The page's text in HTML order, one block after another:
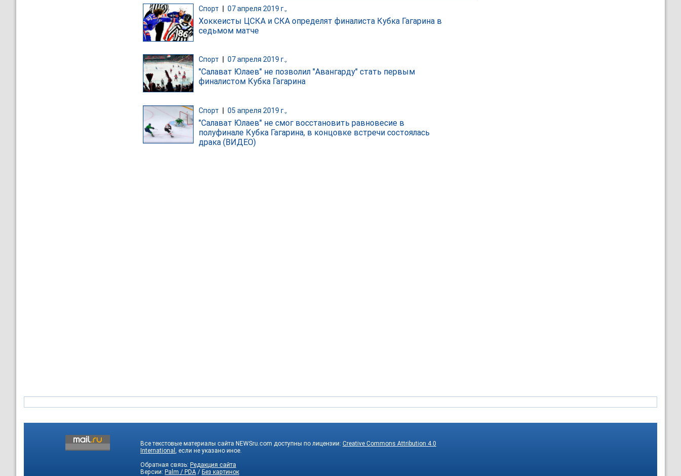
Спорт 07 апреля 2019 г.,
Хоккеисты ЦСКА и СКА определят финалиста Кубка Гагарина в
седьмом матче
Спорт 07 апреля 2019 г.,
"Салават Юлаев" не позволил "Авангарду" стать первым
финалистом Кубка Гагарина
Спорт | 05 апреля 2019 г.,
"Салават Юлаев" не смог восстановить равновесие в
полуфинале Кубка Гагарина, в концовке встречи состоялась
драка (ВИДЕО)
Все текстовые материалы сайта NEWSru.com доступны по лицензии: Creative Commons Attribution 4.0
International
, если не указано иное.
Обратная связь: Редакция сайта
Версии: Palm / PDA / Без картинок